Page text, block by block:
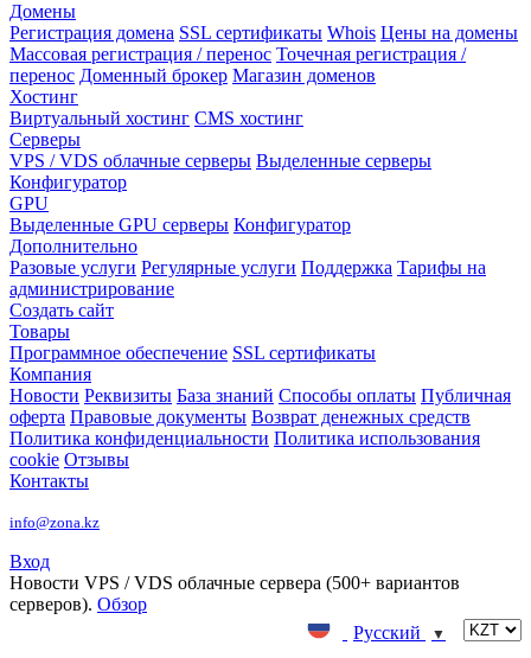
Домены
Регистрация домена SSL сертификаты Whois Цены на домены
Массовая регистрация / перенос Точечная регистрация /
перенос Доменный брокер Магазин доменов
Хостинг
Виртуальный хостинг CMS хостинг
Серверы
VPS / VDS облачные серверы Выделенные серверы
Конфигуратор
GPU
Выделенные GPU серверы Конфигуратор
Дополнительно
Разовые услуги Регулярные услуги Поддержка Тарифы на
администрирование
Создать сайт
Товары
Программное обеспечение SSL сертификаты
Компания
Новости Реквизиты База знаний Способы оплаты Публичная
оферта Правовые документы Возврат денежных средств
Политика конфиденциальности Политика использования
cookie Отзывы
Контакты
info@zona.kz
Вход
Новости VPS / VDS облачные сервера (500+ вариантов
серверов). Обзор
Русский
▼